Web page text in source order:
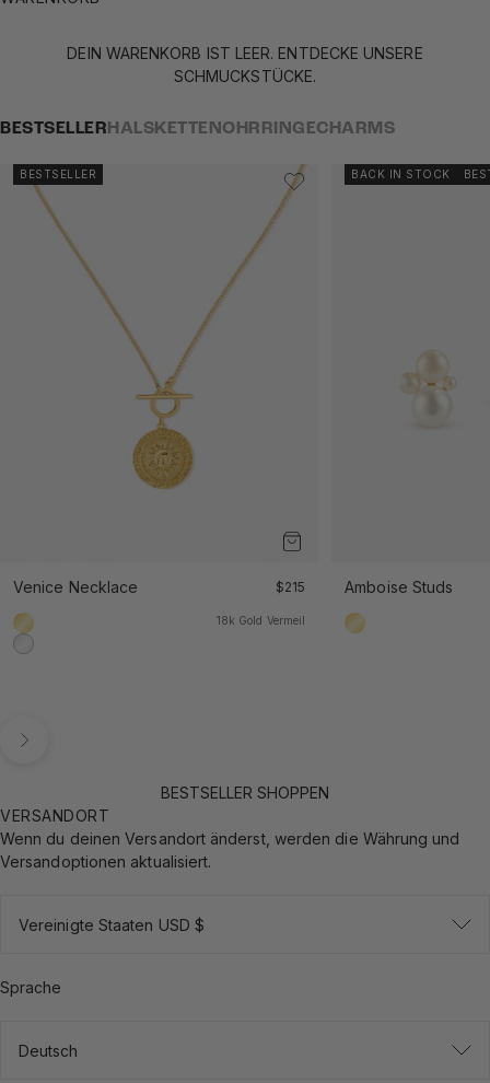
DEIN WARENKORB IST LEER. ENTDECKE UNSERE
SCHMUCKSTÜCKE.
BESTSELLER HALSKETTEN OHRRINGECHARMS
BESTSELLER
Venice Necklace Angebot
$215
18k Gold Vermeil
925 Sterling Silber
18k Gold Vermeil
BACK IN STOCK
Amboise Studs
18k Gold Vermeil
BESTSELLER SHOPPEN
VERSANDORT
Wenn du deinen Versandort änderst, werden die Währung und
Versandoptionen aktualisiert.
Vereinigte Staaten USD $
Sprache
Deutsch